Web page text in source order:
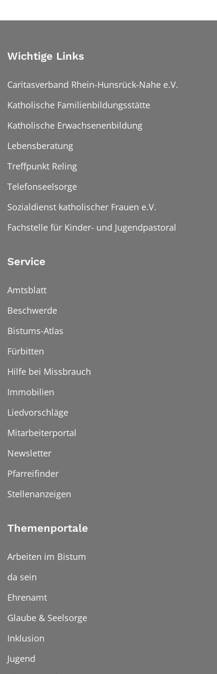
Wichtige Links
Caritasverband Rhein-Hunsrück-Nahe e.V.
Katholische Familienbildungsstätte
Katholische Erwachsenenbildung
Lebensberatung
Treffpunkt Reling
Telefonseelsorge
Sozialdienst katholischer Frauen e.V.
Fachstelle für Kinder- und Jugendpastoral
Service
Amtsblatt
Beschwerde
Bistums-Atlas
Fürbitten
Hilfe bei Missbrauch
Immobilien
Liedvorschläge
Mitarbeiterportal
Newsletter
Pfarreifinder
Stellenanzeigen
Themenportale
Arbeiten im Bistum
da sein
Ehrenamt
Glaube & Seelsorge
Inklusion
Jugend